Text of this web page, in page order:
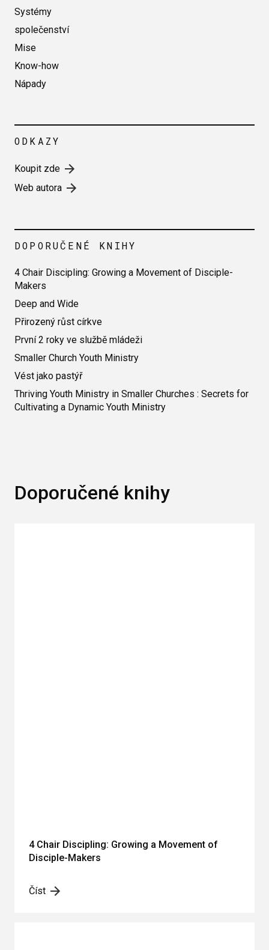
Systémy
společenství
Mise
Know-how
Nápady
ODKAZY
Koupit zde
Web autora
DOPORUČENÉ KNIHY
4 Chair Discipling: Growing a Movement of Disciple-
Makers
Deep and Wide
Přirozený růst církve
První 2 roky ve službě mládeži
Smaller Church Youth Ministry
Vést jako pastýř
Thriving Youth Ministry in Smaller Churches : Secrets for
Cultivating a Dynamic Youth Ministry
Doporučené knihy
4 Chair Discipling: Growing a Movement of
Disciple-Makers
Číst